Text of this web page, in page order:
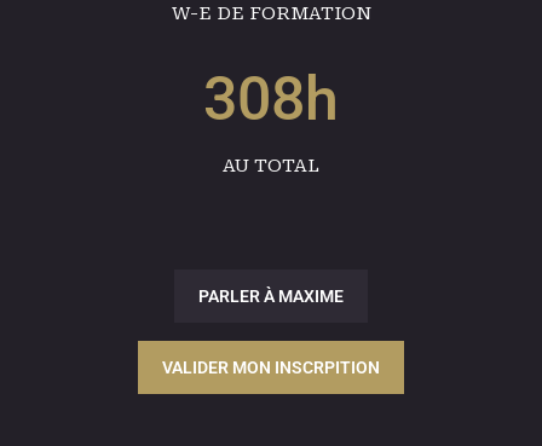
W-E DE FORMATION
308h
AU TOTAL
PARLER À MAXIME
VALIDER MON INSCRPITION